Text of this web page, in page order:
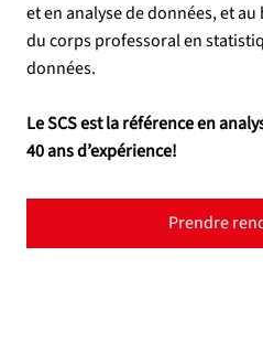
et en analyse de données, et
du corps professoral en
données.
Le SCS est la référence en
40 ans d’expérience!
Prendre